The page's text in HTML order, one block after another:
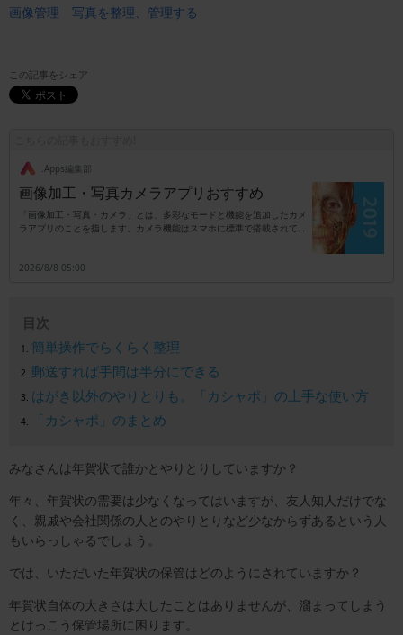
画像管理
写真を整理、管理する
この記事をシェア
.Apps編集部
画像加工・写真カメラアプリおすすめ
「画像加工・写真・カメラ」とは、多彩なモードと機能を追加したカメ
ラアプリのことを指します。カメラ機能はスマホに標準で搭載されてい
後に加工を行うタイプなどがあり、これらのタイプがセットになってい
ている人のサポートアイテムとしても便利です。本来の画素数をアップ
きるカテゴリとなります。
2026/8/8 05:00
目次
簡単操作でらくらく整理
郵送すれば手間は半分にできる
はがき以外のやりとりも。「カシャポ」の上手な使い方
「カシャポ」のまとめ
みなさんは年賀状で誰かとやりとりしていますか？
年々、年賀状の需要は少なくなってはいますが、友人知人だけでな
く、親戚や会社関係の人とのやりとりなど少なからずあるという人
もいらっしゃるでしょう。
では、いただいた年賀状の保管はどのようにされていますか？
年賀状自体の大きさは大したことはありませんが、溜まってしまう
とけっこう保管場所に困ります。